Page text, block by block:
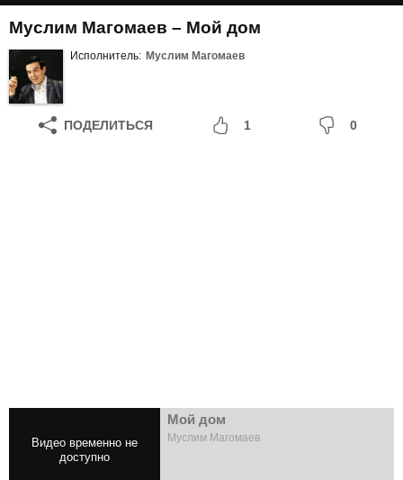
Муслим Магомаев – Мой дом
Исполнитель: Муслим Магомаев
ПОДЕЛИТЬСЯ 1 0
Мой дом
Муслим Магомаев